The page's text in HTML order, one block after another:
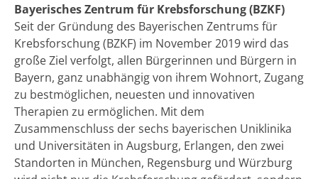
Bayerisches Zentrum für Krebsforschung (BZKF)
Seit der Gründung des Bayerischen Zentrums für
Krebsforschung (BZKF) im November 2019 wird das
große Ziel verfolgt, allen Bürgerinnen und Bürgern in
Bayern, ganz unabhängig von ihrem Wohnort, Zugang
zu bestmöglichen, neuesten und innovativen
Therapien zu ermöglichen. Mit dem
Zusammenschluss der sechs bayerischen Uniklinika
und Universitäten in Augsburg, Erlangen, den zwei
Standorten in München, Regensburg und Würzburg